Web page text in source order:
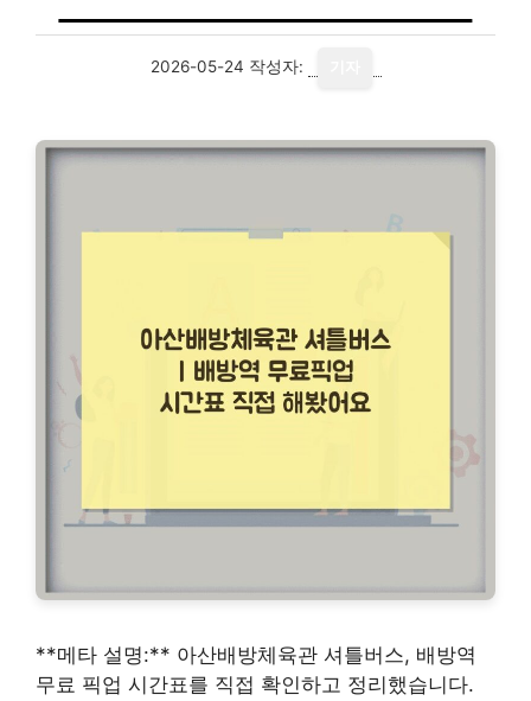
2026-05-24 작성자:
**메타 설명:** 아산배방체육관 셔틀버스, 배방역
무료 픽업 시간표를 직접 확인하고 정리했습니다.